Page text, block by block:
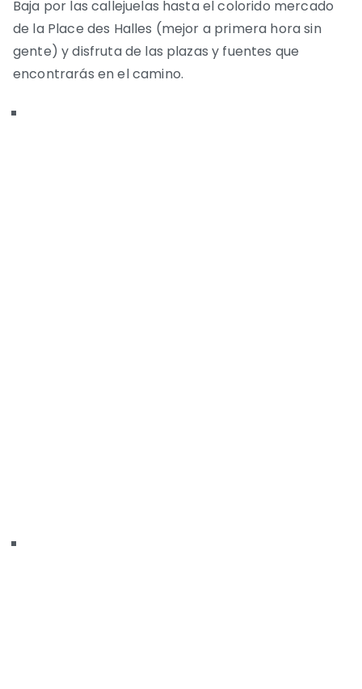
Baja por las callejuelas hasta el colorido mercado
de la Place des Halles (mejor a primera hora sin
gente) y disfruta de las plazas y fuentes que
encontrarás en el camino.